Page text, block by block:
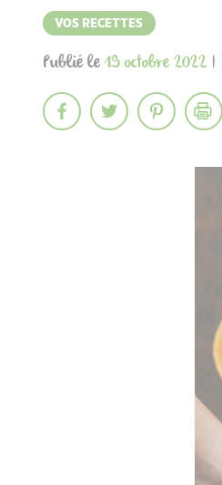
VOS RECETTES
Publié le19 octobre 2022 |